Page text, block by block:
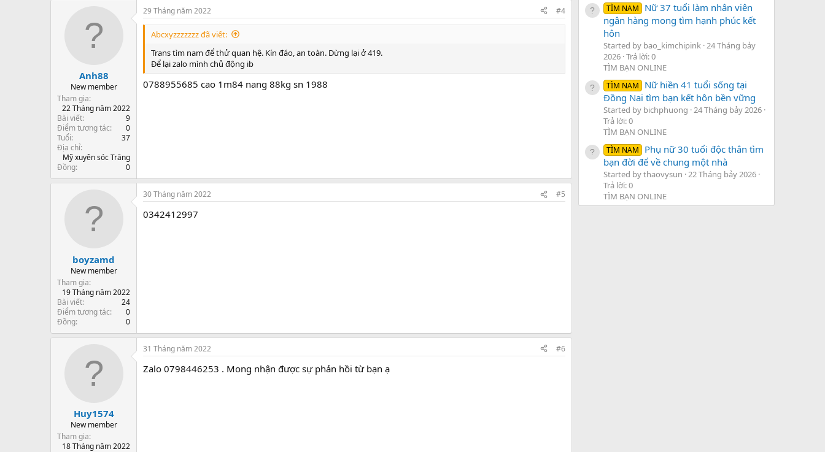
Anh88
New member
Tham gia
22 Tháng năm 2022
Bài viết
9
Điểm tương tác
0
Tuổi
37
Địa chỉ
Mỹ xuyên sóc Trăng
Đồng
0
29 Tháng năm 2022 #4
Abcxyzzzzzzz đã viết:
Trans tìm nam để thử quan hệ. Kín đáo, an toàn. Dừng lại ở 419.
Để lại zalo mình chủ động ib
0788955685 cao 1m84 nang 88kg sn 1988
boyzamd
New member
Tham gia
19 Tháng năm 2022
Bài viết
24
Điểm tương tác
0
Đồng
0
30 Tháng năm 2022 #5
0342412997
Huy1574
New member
Tham gia
18 Tháng năm 2022
31 Tháng năm 2022 #6
Zalo 0798446253 . Mong nhận được sự phản hồi từ bạn ạ
TÌM NAM
Nữ 37 tuổi làm nhân viên
ngân hàng mong tìm hạnh phúc kết
hôn
Started by bao_kimchipink 24 Tháng bảy
2026 Trả lời: 0
TÌM BẠN ONLINE
TÌM NAM
Nữ hiền 41 tuổi sống tại
Đồng Nai tìm bạn kết hôn bền vững
Started by bichphuong 24 Tháng bảy 2026
Trả lời: 0
TÌM BẠN ONLINE
TÌM NAM
Phụ nữ 30 tuổi độc thân tìm
bạn đời để về chung một nhà
Started by thaovysun 22 Tháng bảy 2026
Trả lời: 0
TÌM BẠN ONLINE